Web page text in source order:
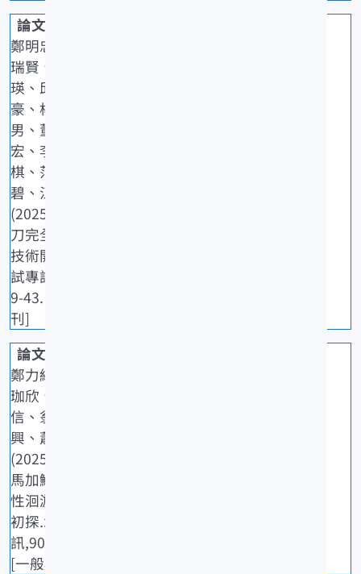
鄭明忠、吳
瑞賢、江玉
瑛、邱俊
豪、楊一
男、董家
宏、李任
棋、范氏
碧、江偉全
(2025)鬼頭
刀完全養殖
技術開發.水
試專訊,92: 3
9-43. [一般期
刊]
鄭力綺、何
珈欣、羅允
信、翁進
興、蕭仁傑
(2025)康氏
馬加鰆季節
性洄游分布
初探.水試專
訊,90: 1-9.
[一般期刊]